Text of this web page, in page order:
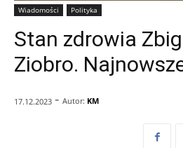
Wiadomości Polityka
Stan zdrowia
Ziobro.
17.12.2023 - Autor: KM